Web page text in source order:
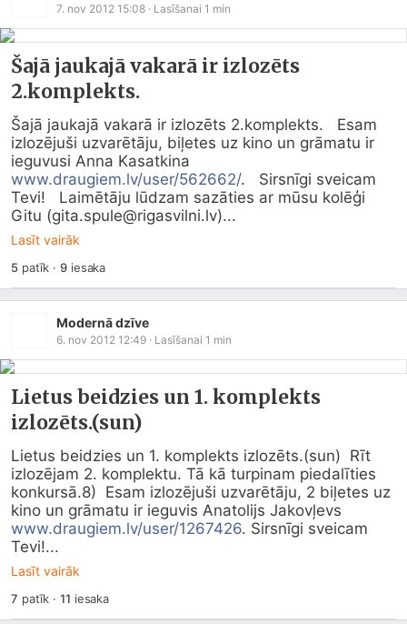
7. nov 2012 15:08 · Lasīšanai 1 min
Šajā jaukajā vakarā ir izlozēts
2.komplekts.
Šajā jaukajā vakarā ir izlozēts 2.komplekts.   Esam
izlozējuši uzvarētāju, biļetes uz kino un grāmatu ir
www.draugiem.lv/user/562662/.   Sirsnīgi sveicam
Tevi!   Laimētāju lūdzam sazāties ar mūsu kolēģi
Gitu (gita.spule@rigasvilni.lv)...
Lasīt vairāk
5patīk ·9iesaka
Modernā dzīve
6. nov 2012 12:49 · Lasīšanai 1 min
Lietus beidzies un 1. komplekts
izlozēts.(sun)
Lietus beidzies un 1. komplekts izlozēts.(sun)  Rīt
izlozējam 2. komplektu. Tā kā turpinam piedalīties
konkursā.8)  Esam izlozējuši uzvarētāju, 2 biļetes uz
www.draugiem.lv/user/1267426. Sirsnīgi sveicam
Tevi!...
Lasīt vairāk
7 patīk ·11 iesaka